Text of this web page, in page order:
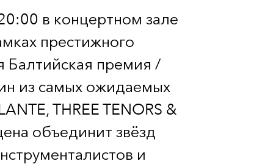
в концертном зале
престижного
Балтийская премия /
из самых ожидаемых
THREE TENORS &
объединит звёзд
и